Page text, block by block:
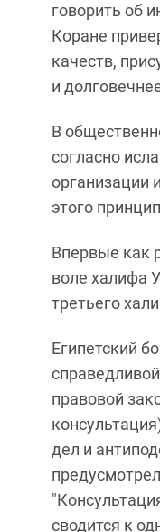
говорить об
Коране
качеств,
и
В
согласно
организации
этого
Впервые как
воле халифа
третьего
Египетский
правовой
дел и
сводится к